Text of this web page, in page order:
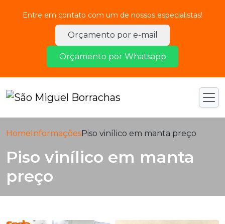
Entre em contato com um de nossos especialistas!
Orçamento por e-mail
Orçamento por Whatsapp
HomeInformaçõesPiso vinílico em manta preço
Piso vinílico em manta
preço